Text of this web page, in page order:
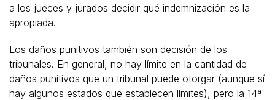
a los jueces y jurados decidir qué indemnización es la
apropiada.
Los daños punitivos también son decisión de los
tribunales. En general, no hay límite en la cantidad de
daños punitivos que un tribunal puede otorgar (aunque sí
hay algunos estados que establecen límites), pero la 14ª